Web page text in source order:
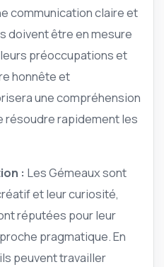
communication claire et
doivent être en mesure
préoccupations et
honnête et
une compréhension
résoudre rapidement les
: Les Gémeaux sont
et leur curiosité,
réputées pour leur
pragmatique. En
peuvent travailler